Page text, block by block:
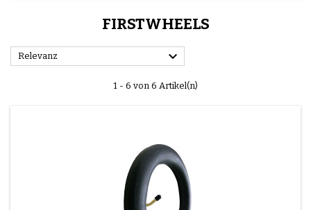
FIRSTWHEELS
Relevanz 
1 - 6 von 6 Artikel(n)